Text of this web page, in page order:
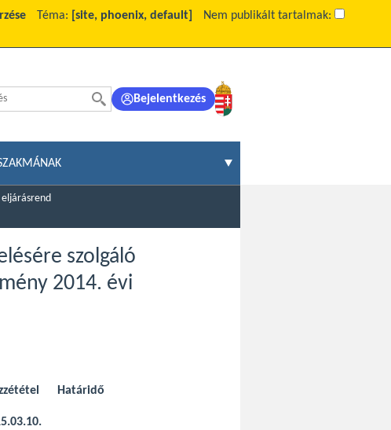
Téma: [site, phoenix, default]
Nem publikált tartalmak:
Bejelentkezés
szolgáló
2014. évi
Határidő